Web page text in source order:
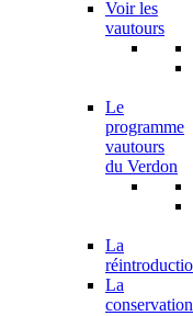
Voir les
vautours
Le
programme
vautours
du Verdon
La
La
conservation